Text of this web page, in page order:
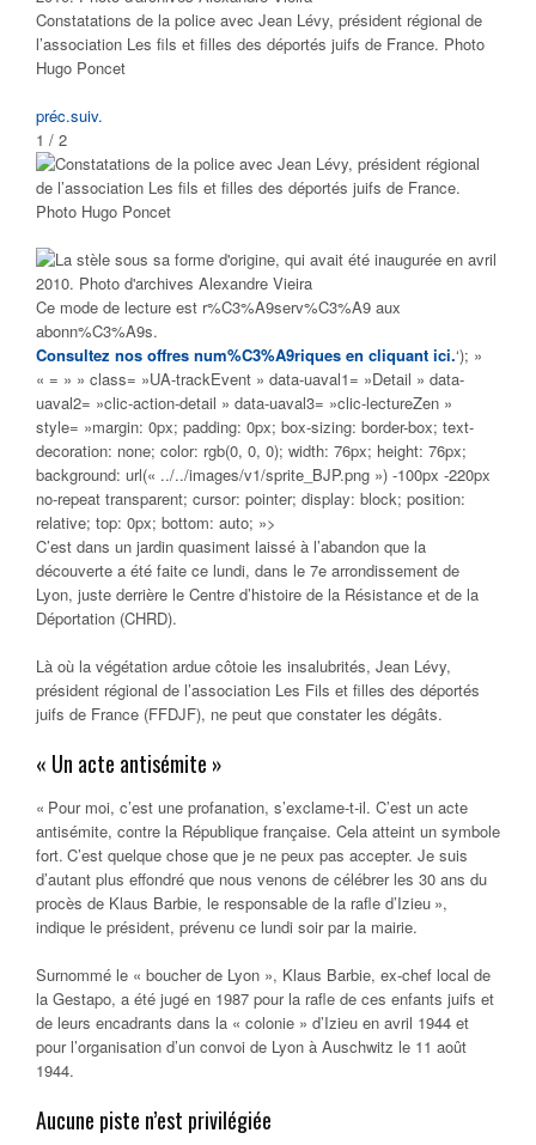
Constatations de la police avec Jean Lévy, président régional de
l’association Les fils et filles des déportés juifs de France. Photo
Hugo Poncet
préc.suiv.
1 / 2
Ce mode de lecture est r%C3%A9serv%C3%A9 aux
abonn%C3%A9s.
Consultez nos offres num%C3%A9riques en cliquant ici.‘); »
« = » » class= »UA-trackEvent » data-uaval1= »Detail » data-
uaval2= »clic-action-detail » data-uaval3= »clic-lectureZen »
style= »margin: 0px; padding: 0px; box-sizing: border-box; text-
decoration: none; color: rgb(0, 0, 0); width: 76px; height: 76px;
background: url(« ../../images/v1/sprite_BJP.png ») -100px -220px
no-repeat transparent; cursor: pointer; display: block; position:
relative; top: 0px; bottom: auto; »>
C’est dans un jardin quasiment laissé à l’abandon que la
découverte a été faite ce lundi, dans le 7e arrondissement de
Lyon, juste derrière le Centre d’histoire de la Résistance et de la
Déportation (CHRD).
Là où la végétation ardue côtoie les insalubrités, Jean Lévy,
président régional de l’association Les Fils et filles des déportés
juifs de France (FFDJF), ne peut que constater les dégâts.
« Un acte antisémite »
« Pour moi, c’est une profanation, s’exclame-t-il. C’est un acte
antisémite, contre la République française. Cela atteint un symbole
fort. C’est quelque chose que je ne peux pas accepter. Je suis
d’autant plus effondré que nous venons de célébrer les 30 ans du
procès de Klaus Barbie, le responsable de la rafle d’Izieu »,
indique le président, prévenu ce lundi soir par la mairie.
Surnommé le « boucher de Lyon », Klaus Barbie, ex-chef local de
la Gestapo, a été jugé en 1987 pour la rafle de ces enfants juifs et
de leurs encadrants dans la « colonie » d’Izieu en avril 1944 et
pour l’organisation d’un convoi de Lyon à Auschwitz le 11 août
1944.
Aucune piste n’est privilégiée